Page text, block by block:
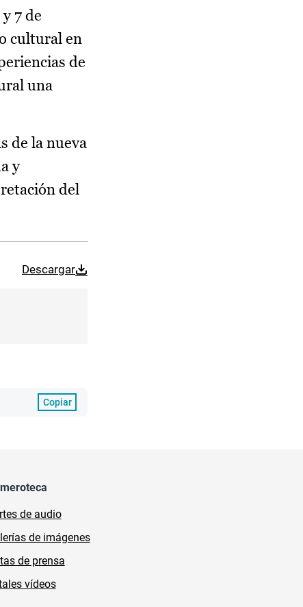
7 de
cultural en
de
una
de la nueva
y
del
Descargar
Copiar
de audio
de imágenes
de prensa
vídeos